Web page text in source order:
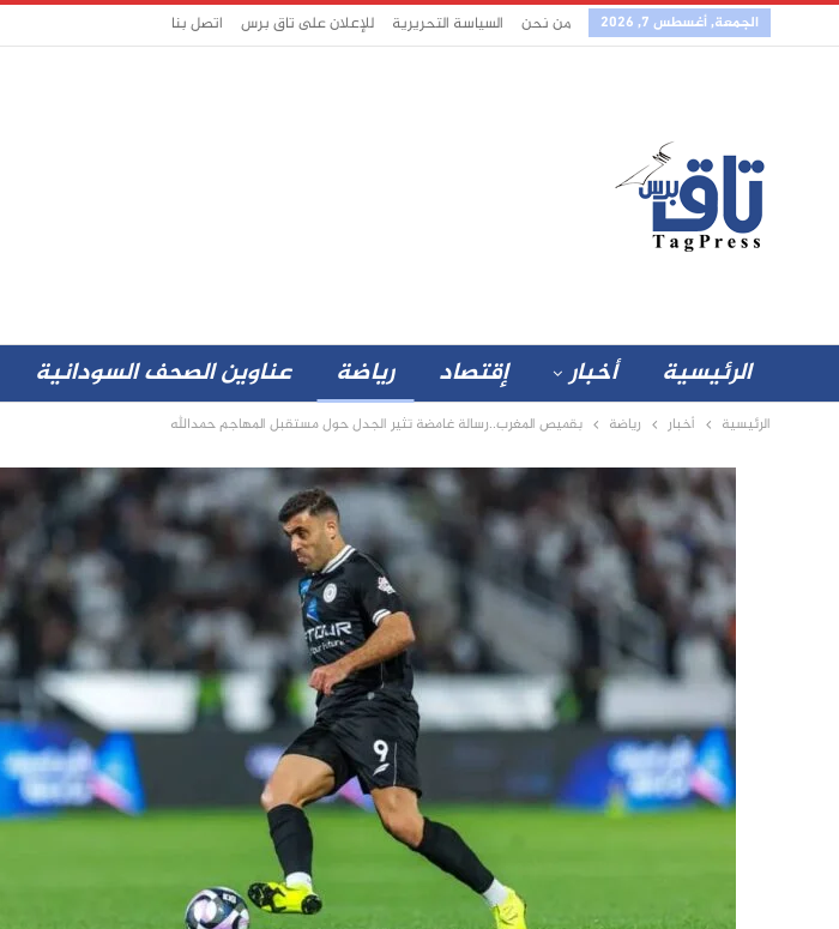
الجمعة, أغسطس 7, 2026 من نحن السياسة التحريرية للإعلان على تاق برس اتصل بنا
الرئيسية أخبار إقتصاد رياضة عناوين الصحف السودانية
الرئيسية أخبار رياضة بقميص المغرب..رسالة غامضة تثير الجدل حول مستقبل المهاجم حمدالله